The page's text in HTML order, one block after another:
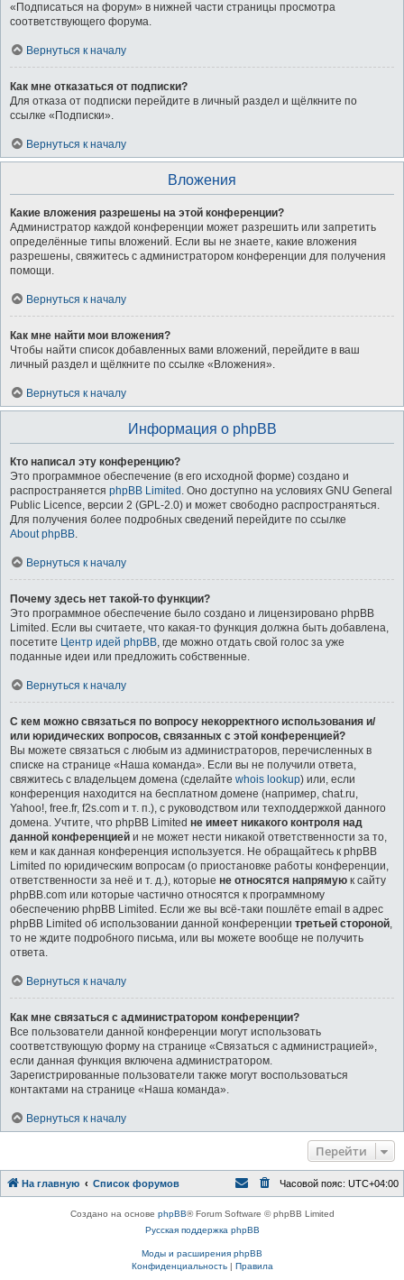
«Подписаться на форум» в нижней части страницы просмотра
соответствующего форума.
Вернуться к началу
Как мне отказаться от подписки?
Для отказа от подписки перейдите в личный раздел и щёлкните по
ссылке «Подписки».
Вернуться к началу
Вложения
Какие вложения разрешены на этой конференции?
Администратор каждой конференции может разрешить или запретить
определённые типы вложений. Если вы не знаете, какие вложения
разрешены, свяжитесь с администратором конференции для получения
помощи.
Вернуться к началу
Как мне найти мои вложения?
Чтобы найти список добавленных вами вложений, перейдите в ваш
личный раздел и щёлкните по ссылке «Вложения».
Вернуться к началу
Информация о phpBB
Кто написал эту конференцию?
Это программное обеспечение (в его исходной форме) создано и
распространяется phpBB Limited . Оно доступно на условиях GNU General
Public Licence, версии 2 (GPL-2.0) и может свободно распространяться.
Для получения более подробных сведений перейдите по ссылке
About phpBB.
Вернуться к началу
Почему здесь нет такой-то функции?
Это программное обеспечение было создано и лицензировано phpBB
Limited. Если вы считаете, что какая-то функция должна быть добавлена,
посетите Центр идей phpBB, где можно отдать свой голос за уже
поданные идеи или предложить собственные.
Вернуться к началу
С кем можно связаться по вопросу некорректного использования и/
или юридических вопросов, связанных с этой конференцией?
Вы можете связаться с любым из администраторов, перечисленных в
списке на странице «Наша команда». Если вы не получили ответа,
свяжитесь с владельцем домена (сделайте whois lookup) или, если
конференция находится на бесплатном домене (например, chat.ru,
Yahoo!, free.fr, f2s.com и т. п.), с руководством или техподдержкой данного
домена. Учтите, что phpBB Limited не имеет никакого контроля над
данной конференцией и не может нести никакой ответственности за то,
кем и как данная конференция используется. Не обращайтесь к phpBB
Limited по юридическим вопросам (о приостановке работы конференции,
ответственности за неё и т. д.), которые не относятся напрямую к сайту
phpBB.com или которые частично относятся к программному
обеспечению phpBB Limited. Если же вы всё-таки пошлёте email в адрес
phpBB Limited об использовании данной конференции третьей стороной,
то не ждите подробного письма, или вы можете вообще не получить
ответа.
Вернуться к началу
Как мне связаться с администратором конференции?
Все пользователи данной конференции могут использовать
соответствующую форму на странице «Связаться с администрацией»,
если данная функция включена администратором.
Зарегистрированные пользователи также могут воспользоваться
контактами на странице «Наша команда».
Вернуться к началу
Перейти
На главную Список форумов Часовой пояс: UTC+04:00
Создано на основе phpBB® Forum Software © phpBB Limited
Русская поддержка phpBB
Моды и расширения phpBB
Конфиденциальность| Правила